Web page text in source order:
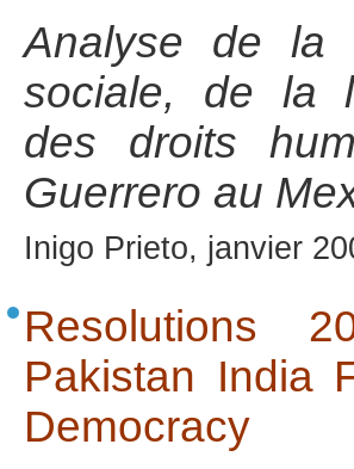
Analyse de la
sociale, de la
des droits
Guerrero au
Inigo Prieto, janvier
Resolutions
Pakistan India
Democracy